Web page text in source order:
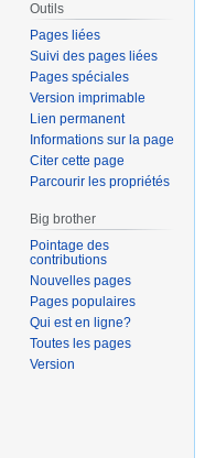
Outils
Pages liées
Suivi des pages liées
Pages spéciales
Version imprimable
Lien permanent
Informations sur la page
Citer cette page
Parcourir les propriétés
Big brother
Pointage des
contributions
Nouvelles pages
Pages populaires
Qui est en ligne?
Toutes les pages
Version